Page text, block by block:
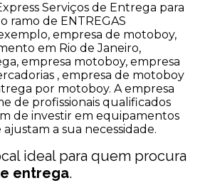
Serviços de Entrega para
ramo de ENTREGAS
empresa de motoboy,
em Rio de Janeiro,
empresa motoboy, empresa
, empresa de motoboy
por motoboy. A empresa
de profissionais qualificados
de investir em equipamentos
a sua necessidade.
ideal para quem procura
entrega.